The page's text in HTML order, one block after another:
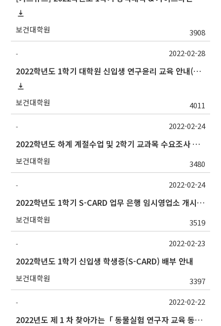
보건대학원 3908
-
2022학년도 1학기 대학원 신입생 연구윤리 교육 안내(6/30까지 재연장)
보건대학원 4011
2022-02-28
-
2022학년도 하계 계절수업 및 2학기 교과목 수요조사 실시 안내
보건대학원 3480
2022-02-24
-
2022학년도 1학기 S-CARD 업무 은행 임시영업소 개시 안내
보건대학원 3519
2022-02-24
-
2022학년도 1학기 신입생 학생증(S-CARD) 배부 안내
보건대학원 3397
2022-02-23
-
2022년도 제 1 차 찾아가는「 동물실험 연구자 교육 동물실험계획서 : 작성법」홍보
2022-02-22